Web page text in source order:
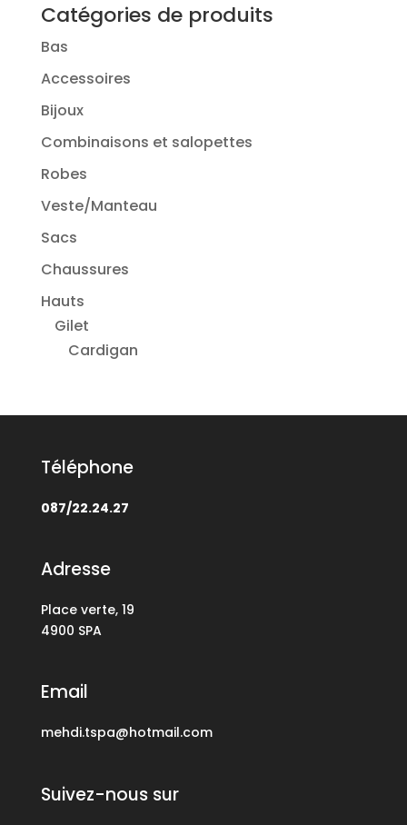
Catégories de produits
Bas
Accessoires
Bijoux
Combinaisons et salopettes
Robes
Veste/Manteau
Sacs
Chaussures
Hauts
Gilet
Cardigan
Téléphone
087/22.24.27
Adresse
Place verte, 19
4900 SPA
Email
mehdi.tspa@hotmail.com
Suivez-nous sur